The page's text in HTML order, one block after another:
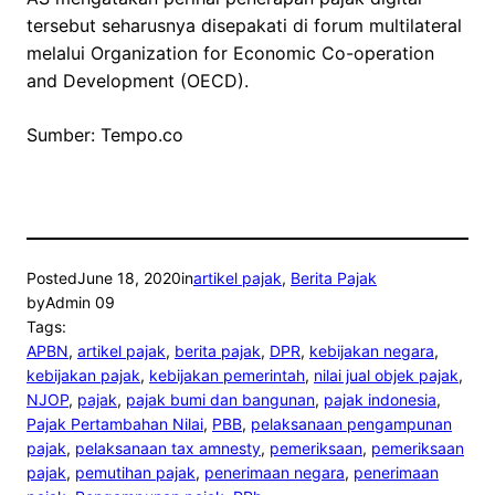
tersebut seharusnya disepakati di forum multilateral
melalui Organization for Economic Co-operation
and Development (OECD).
Sumber: Tempo.co
PostedJune 18, 2020inartikel pajak, Berita Pajak
byAdmin 09
Tags:
APBN, artikel pajak, berita pajak, DPR, kebijakan negara
kebijakan pajak, kebijakan pemerintah, nilai jual objek pajak
NJOP, pajak, pajak bumi dan bangunan, pajak indonesia
Pajak Pertambahan Nilai, PBB, pelaksanaan pengampunan
pajak, pelaksanaan tax amnesty, pemeriksaan, pemeriksaan
pajak, pemutihan pajak, penerimaan negara, penerimaan